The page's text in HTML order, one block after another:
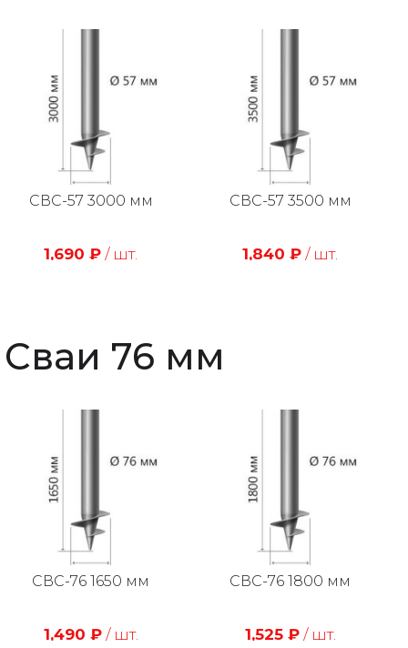
СВС-57 3000 мм
1,690 ₽ / шт.
СВС-57 3500 мм
1,840 ₽ / шт.
Сваи 76 мм
СВС-76 1650 мм
1,490 ₽ / шт.
СВС-76 1800 мм
1,525₽ / шт.